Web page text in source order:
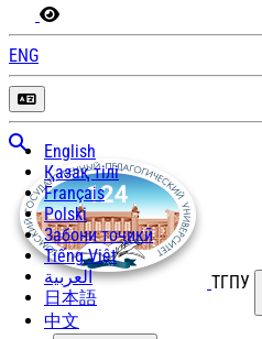
ENG
English
Қазақ тілі
Français
Polski
Забони тоҷикӣ
Tiếng Việt
العربية
日本語
中文
ТГПУ